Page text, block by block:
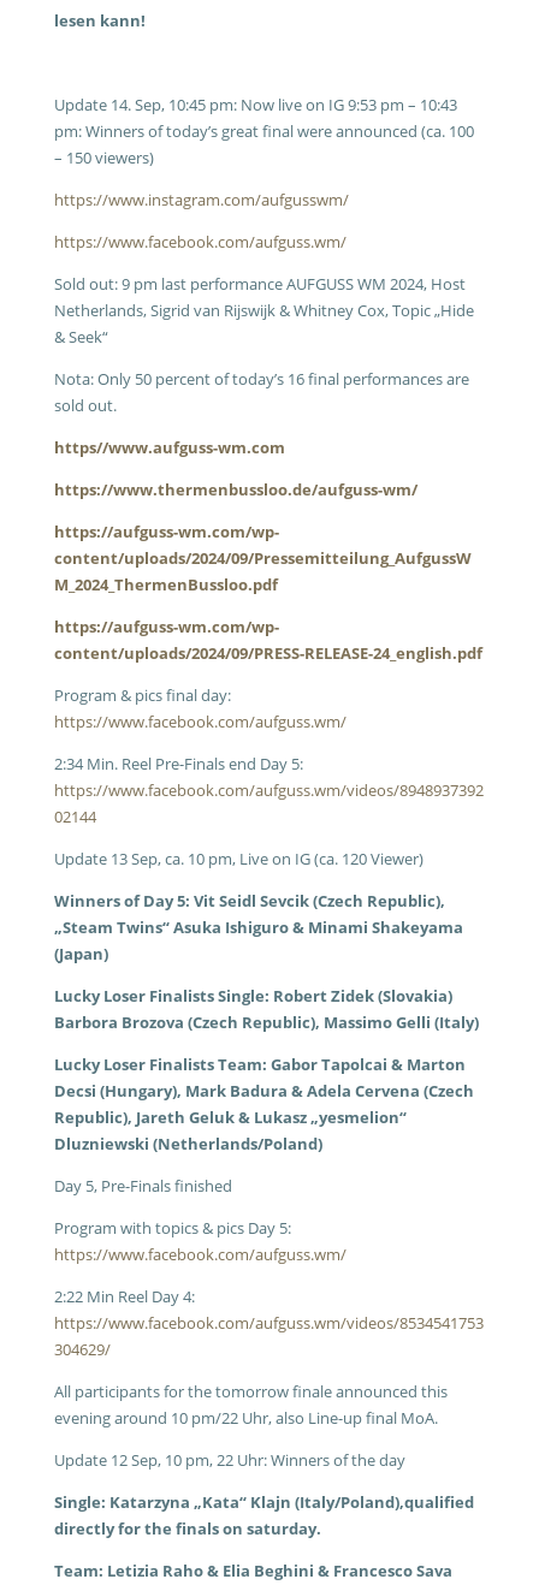
lesen kann!
Update 14. Sep, 10:45 pm: Now live on IG 9:53 pm – 10:43
pm: Winners of today’s great final were announced (ca. 100
– 150 viewers)
https://www.instagram.com/aufgusswm/
https://www.facebook.com/aufguss.wm/
Sold out: 9 pm last performance AUFGUSS WM 2024, Host
Netherlands, Sigrid van Rijswijk & Whitney Cox, Topic „Hide
& Seek“
Nota: Only 50 percent of today’s 16 final performances are
sold out.
https//www.aufguss-wm.com
https://www.thermenbussloo.de/aufguss-wm/
https://aufguss-wm.com/wp-
content/uploads/2024/09/Pressemitteilung_AufgussW
M_2024_ThermenBussloo.pdf
https://aufguss-wm.com/wp-
content/uploads/2024/09/PRESS-RELEASE-24_english.pdf
Program & pics final day:
https://www.facebook.com/aufguss.wm/
2:34 Min. Reel Pre-Finals end Day 5:
https://www.facebook.com/aufguss.wm/videos/8948937392
02144
Update 13 Sep, ca. 10 pm, Live on IG (ca. 120 Viewer)
Winners of Day 5: Vit Seidl Sevcik (Czech Republic),
„Steam Twins“ Asuka Ishiguro & Minami Shakeyama
(Japan)
Lucky Loser Finalists Single: Robert Zidek (Slovakia)
Barbora Brozova (Czech Republic), Massimo Gelli (Italy)
Lucky Loser Finalists Team: Gabor Tapolcai & Marton
Decsi (Hungary), Mark Badura & Adela Cervena (Czech
Republic), Jareth Geluk & Lukasz „yesmelion“
Dluzniewski (Netherlands/Poland)
Day 5, Pre-Finals finished
Program with topics & pics Day 5:
https://www.facebook.com/aufguss.wm/
2:22 Min Reel Day 4:
https://www.facebook.com/aufguss.wm/videos/8534541753
304629/
All participants for the tomorrow finale announced this
evening around 10 pm/22 Uhr, also Line-up final MoA.
Update 12 Sep, 10 pm, 22 Uhr: Winners of the day
Single: Katarzyna „Kata“ Klajn (Italy/Poland),qualified
directly for the finals on saturday.
Team: Letizia Raho & Elia Beghini & Francesco Sava